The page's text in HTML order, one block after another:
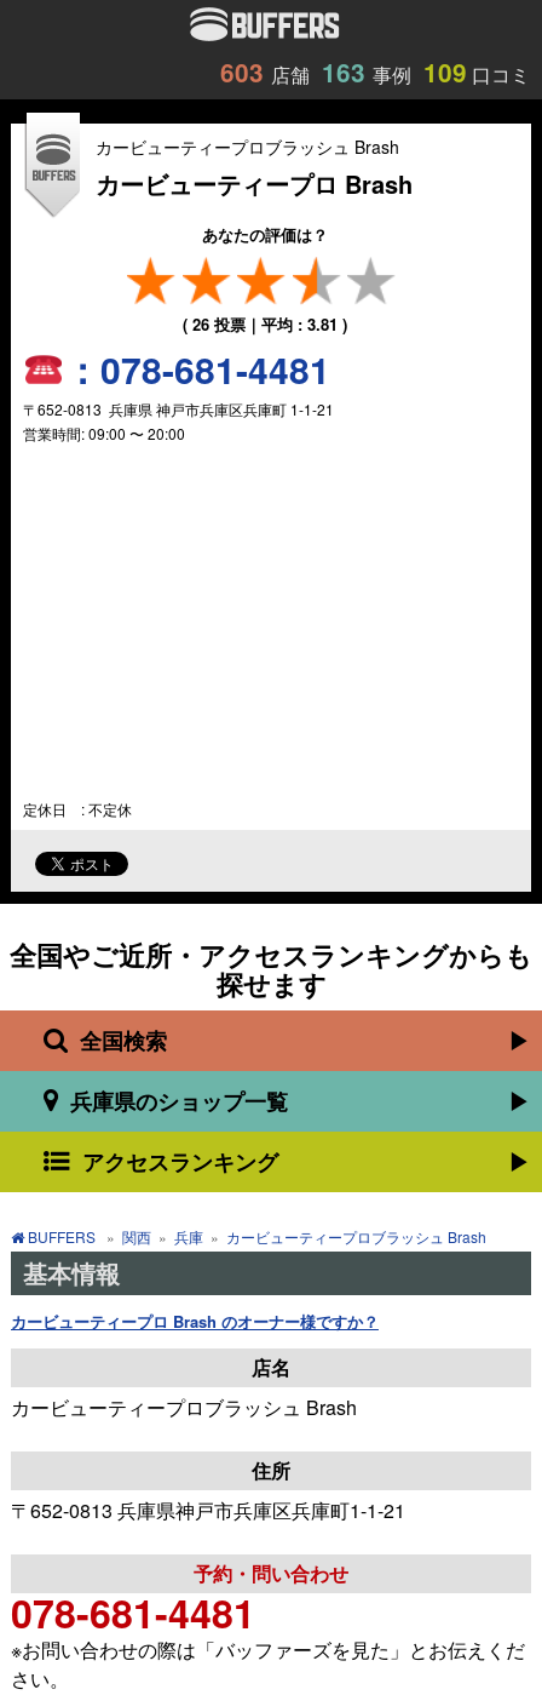
603 店舗 163 事例 109 口コミ
カービューティープロブラッシュ Brash
カービューティープロ Brash
あなたの評価は？
( 26投票｜平均 : 3.81 )
：078-681-4481
〒652-0813 兵庫県 神戸市兵庫区兵庫町 1-1-21
営業時間:09:00 〜 20:00
定休日 : 不定休
全国やご近所・アクセスランキングからも
探せます
全国検索
兵庫県のショップ一覧
アクセスランキング
BUFFERS » 関西 » 兵庫 » カービューティープロブラッシュ Brash
基本情報
カービューティープロ Brash のオーナー様ですか？
店名
カービューティープロブラッシュ Brash
住所
〒652-0813 兵庫県神戸市兵庫区兵庫町1-1-21
予約・問い合わせ
078-681-4481
※お問い合わせの際は「バッファーズを見た」とお伝えくだ
さい。